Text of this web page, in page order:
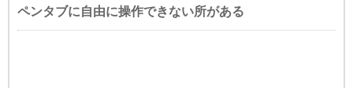
ペンタブに自由に操作できない所がある